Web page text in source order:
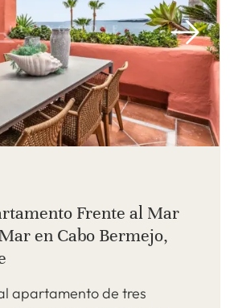
Frente al Mar
en Cabo Bermejo,
apartamento de tres